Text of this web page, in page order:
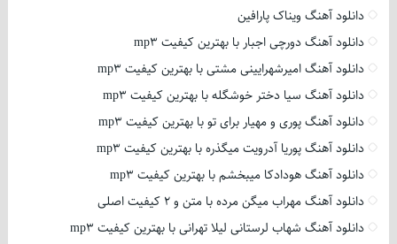
دانلود آهنگ ویناک پارافین
دانلود آهنگ دورچی اجبار با بهترین کیفیت mp3
دانلود آهنگ امیرشهرایینی مشتی با بهترین کیفیت mp3
دانلود آهنگ سیا دختر خوشگله با بهترین کیفیت mp3
دانلود آهنگ پوری و مهیار برای تو با بهترین کیفیت mp3
دانلود آهنگ پوریا آدرویت میگذره با بهترین کیفیت mp3
دانلود آهنگ هودادکا میبخشم با بهترین کیفیت mp3
دانلود آهنگ مهراب میگن مرده با متن و 2 کیفیت اصلی
دانلود آهنگ شهاب لرستانی لیلا تهرانی با بهترین کیفیت mp3